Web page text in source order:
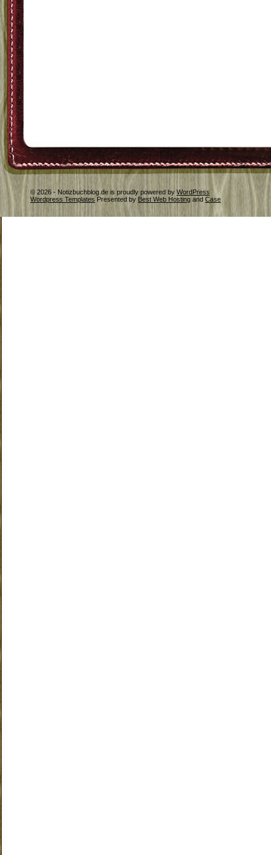
© 2026 - Notizbuchblog.de is proudly powered by WordPress
Wordpress Templates Presented by Best Web Hosting and Case